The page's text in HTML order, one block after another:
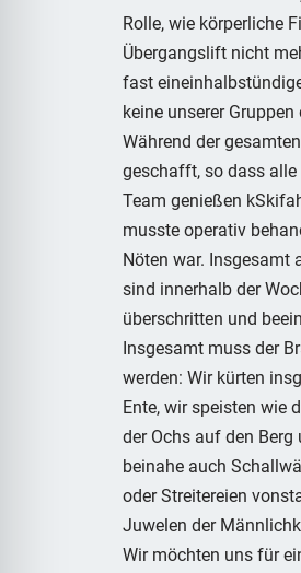
Rolle, wie körperliche
Übergangslift nicht
fast
keine unserer
Während der
geschafft, so dass
Team genießen
musste operativ
Nöten war. Insgesamt
sind innerhalb der
überschritten und
Insgesamt muss der
werden: Wir kürten
Ente, wir speisten wie
der Ochs auf den
beinahe auch
oder Streitereien
Juwelen der
Wir möchten uns für